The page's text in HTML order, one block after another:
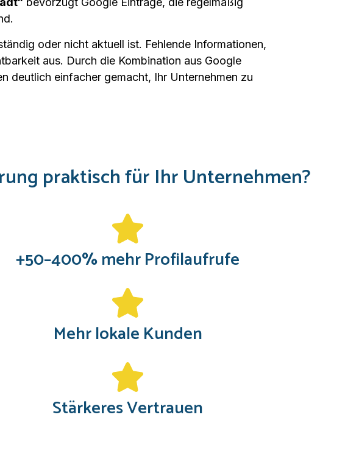
oder nicht aktuell ist. Fehlende Informationen,
aus. Durch die Kombination aus Google
deutlich einfacher gemacht, Ihr Unternehmen zu
praktisch für Ihr Unternehmen?
+50–400% mehr Profilaufrufe
Mehr lokale Kunden
Stärkeres Vertrauen